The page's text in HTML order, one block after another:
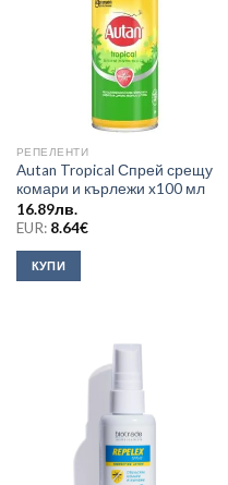
РЕПЕЛЕНТИ
Autan Tropical Спрей срещу
комари и кърлежи x100 мл
16.89лв.
EUR: 8.64€
КУПИ